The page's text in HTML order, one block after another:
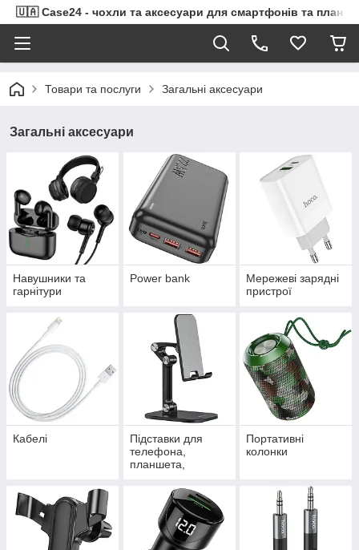
🇺🇦 Case24 - чохли та аксесуари для смартфонів та
Товари та послуги Загальні аксесуари
Загальні аксесуари
Навушники та
гарнітури
Power bank
Мережеві зарядні
пристрої
Кабелі
Підставки для
телефона,
планшета,
Портативні
колонки